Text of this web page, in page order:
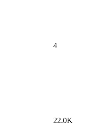
4
22.0K